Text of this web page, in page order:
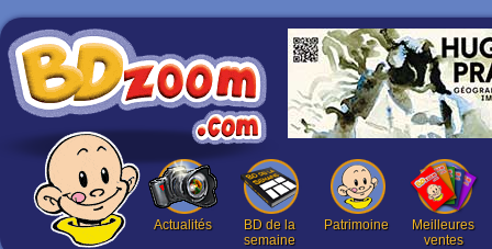
Actualités
BD de la
semaine
Patrimoine
Meilleures
ventes